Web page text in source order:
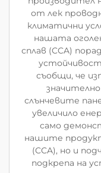
от лек
климатични
нашата
сплав (CCA)
съобщи, че
слънчевите
увеличило
само
нашите
(CCA), но и
подкрепа на